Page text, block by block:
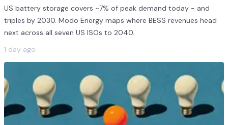
US battery storage covers ~7% of peak demand today - and
triples by 2030. Modo Energy maps where BESS revenues head
next across all seven US ISOs to 2040.
1 day ago